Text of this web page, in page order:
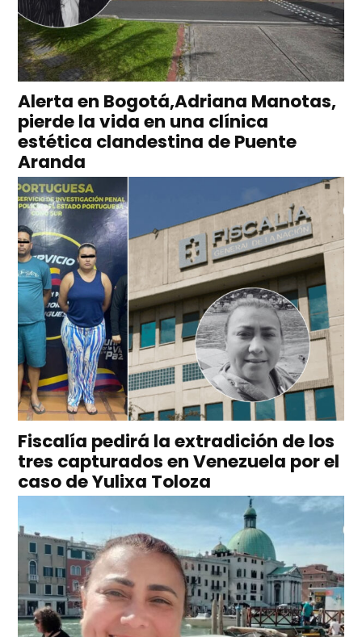
Alerta en Bogotá,Adriana Manotas,
pierde la vida en una clínica
estética clandestina de Puente
Aranda
Fiscalía pedirá la extradición de los
tres capturados en Venezuela por el
caso de Yulixa Toloza